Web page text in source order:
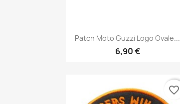
Aperçu rapide
Patch Moto Guzzi Logo Ovale...
6,90 €
favorite_border